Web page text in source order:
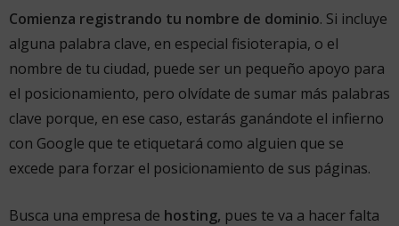
Comienza registrando tu nombre de dominio. Si incluye
alguna palabra clave, en especial fisioterapia, o el
nombre de tu ciudad, puede ser un pequeño apoyo para
el posicionamiento, pero olvídate de sumar más palabras
clave porque, en ese caso, estarás ganándote el infierno
con Google que te etiquetará como alguien que se
excede para forzar el posicionamiento de sus páginas.
Busca una empresa de hosting, pues te va a hacer falta